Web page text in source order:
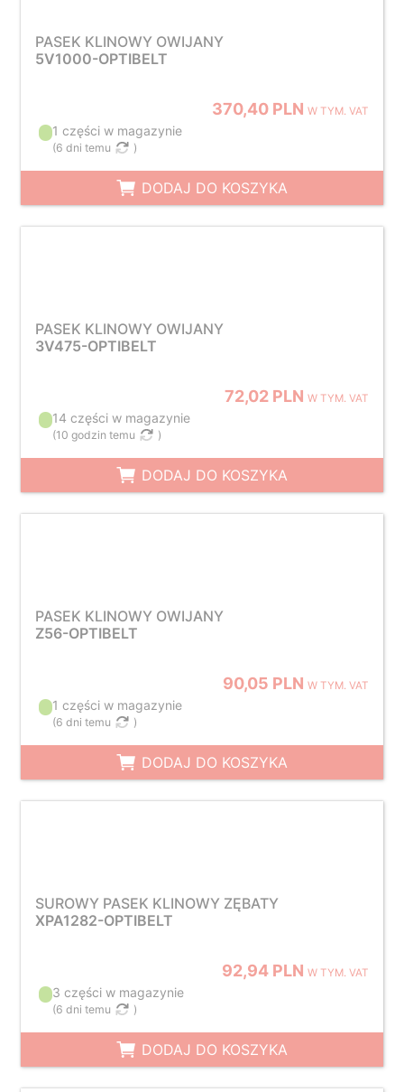
PASEK KLINOWY OWIJANY
5V1000-OPTIBELT
370,40 PLNW TYM. VAT
1 części w magazynie
(6 dni temu )
DODAJ DO KOSZYKA
PASEK KLINOWY OWIJANY
3V475-OPTIBELT
72,02 PLNW TYM. VAT
14 części w magazynie
(10 godzin temu )
DODAJ DO KOSZYKA
PASEK KLINOWY OWIJANY
Z56-OPTIBELT
90,05 PLNW TYM. VAT
1 części w magazynie
(6 dni temu )
DODAJ DO KOSZYKA
SUROWY PASEK KLINOWY ZĘBATY
XPA1282-OPTIBELT
92,94 PLNW TYM. VAT
3 części w magazynie
(6 dni temu )
DODAJ DO KOSZYKA